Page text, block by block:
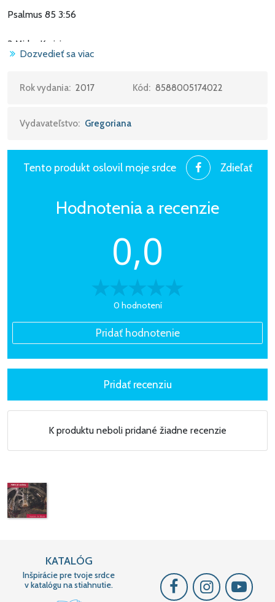
Psalmus 85 3:56
3 Mirko Krajci:
Psalmus 98 2:40
(falsobordone septim i toni)
(falsobordone octavi toni)
8 Rihards Dubra:
Ubi caritas 5:18
Gustate et videte 3:06
10 Imant Raminsh:
11 Rihards Dubra:
Dozvedieť sa viac
Rok vydania: 2017 Kód: 8588005174022
Vydavateľstvo: Gregoriana
Tento produkt oslovil moje srdce Zdieľať
Hodnotenia a recenzie
0,0
0 hodnotení
K produktu neboli pridané žiadne recenzie
KATALÓG
Inšpirácie pre tvoje srdce
v katalógu na stiahnutie.